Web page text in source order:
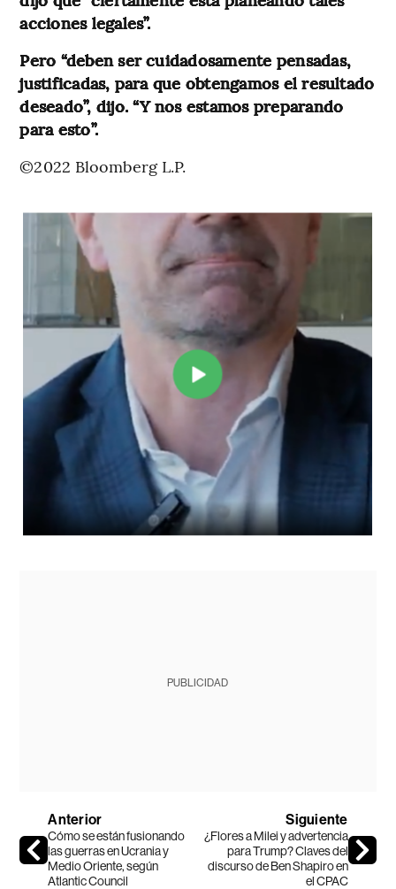
acciones legales”.
Pero “deben ser cuidadosamente pensadas,
justificadas, para que obtengamos el resultado
deseado”, dijo. “Y nos estamos preparando
para esto”.
©2022 Bloomberg L.P.
PUBLICIDAD
Anterior
Cómo se están fusionando
las guerras en Ucrania y
Medio Oriente, según
Atlantic Council
Siguiente
¿Flores a Milei y advertencia
para Trump? Claves del
discurso de Ben Shapiro en
el CPAC